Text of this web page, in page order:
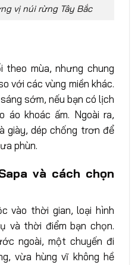
vị núi rừng Tây Bắc
mùa, nhưng chung
với các vùng miền khác.
sớm, nếu bạn có lịch
áo khoác ấm. Ngoài ra,
giày, dép chống trơn để
phùn.
và cách chọn
vào thời gian, loại hình
và thời điểm bạn chọn.
ngoài, một chuyến đi
vừa hùng vĩ không hề